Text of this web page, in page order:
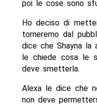
poi le cose sono
Ho deciso di
torneremo dal
dice che Shayna
le chiede cosa le
deve smetterla.
Alexa le dice che
non deve